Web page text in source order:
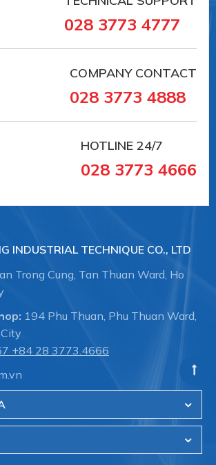
sản xuất và phân phối thiết bị
chọn phân phối sản phẩm
Nam trong lĩnh vực đo
áp suất
cho các ngành công nghiệp:
biến:
hóa chất / hóa dầu
dược phẩm / Công nghệ sinh học
028 3773 4777
COMPANY CONTACT
028 3773 4888
HOTLINE 24/7
028 3773 4666
INDUSTRIAL TECHNIQUE CO., LTD
Trong Cung, Tan Thuan Ward, Ho
194 Phu Thuan, Phu Thuan Ward,
+84 28 3773.4666